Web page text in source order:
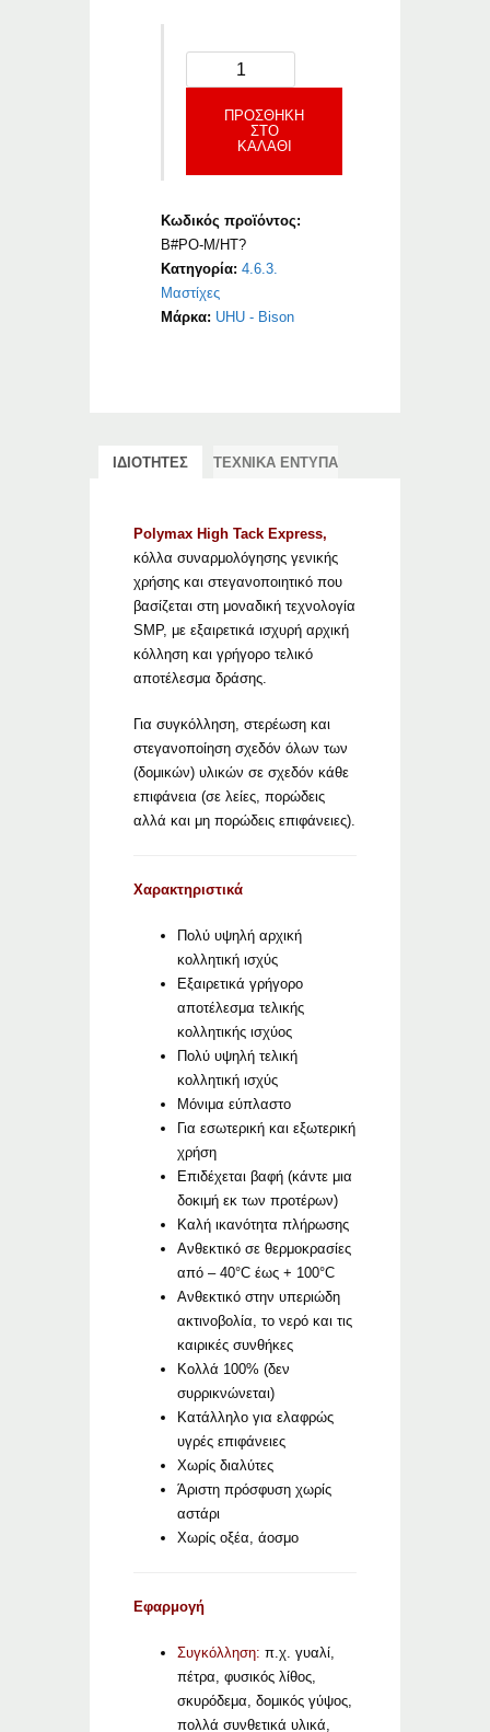
ΠΡΟΣΘΉΚΗ
ΣΤΟ
ΚΑΛΆΘΙ
Κωδικός προϊόντος:
B#PO-M/HT?
Κατηγορία:4.6.3.
Μαστίχες
Μάρκα: UHU - Bison
ΙΔΙΟΤΗΤΕΣ ΤΕΧΝΙΚΑ ΕΝΤΥΠΑ
Polymax High Tack Express,
κόλλα συναρμολόγησης γενικής
χρήσης και στεγανοποιητικό που
βασίζεται στη μοναδική τεχνολογία
SMP, με εξαιρετικά ισχυρή αρχική
κόλληση και γρήγορο τελικό
αποτέλεσμα δράσης.
Για συγκόλληση, στερέωση και
στεγανοποίηση σχεδόν όλων των
(δομικών) υλικών σε σχεδόν κάθε
επιφάνεια (σε λείες, πορώδεις
αλλά και μη πορώδεις επιφάνειες).
Χαρακτηριστικά
Πολύ υψηλή αρχική
κολλητική ισχύς
Εξαιρετικά γρήγορο
αποτέλεσμα τελικής
κολλητικής ισχύος
Πολύ υψηλή τελική
κολλητική ισχύς
Μόνιμα εύπλαστο
Για εσωτερική και εξωτερική
χρήση
Επιδέχεται βαφή (κάντε μια
δοκιμή εκ των προτέρων)
Καλή ικανότητα πλήρωσης
Ανθεκτικό σε θερμοκρασίες
από – 40°C έως + 100°C
Ανθεκτικό στην υπεριώδη
ακτινοβολία, το νερό και τις
καιρικές συνθήκες
Κολλά 100% (δεν
συρρικνώνεται)
Κατάλληλο για ελαφρώς
υγρές επιφάνειες
Χωρίς διαλύτες
Άριστη πρόσφυση χωρίς
αστάρι
Χωρίς οξέα, άοσμο
Εφαρμογή
Συγκόλληση: π.χ. γυαλί,
πέτρα, φυσικός λίθος,
σκυρόδεμα, δομικός γύψος,
πολλά συνθετικά υλικά,